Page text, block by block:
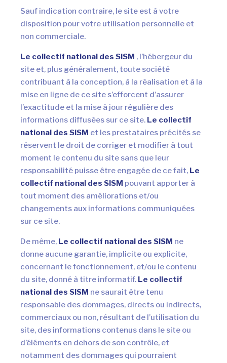
Sauf indication contraire, le site est à votre
disposition pour votre utilisation personnelle et
non commerciale.
Le collectif national des SISM , l’hébergeur du
site et, plus généralement, toute société
contribuant à la conception, à la réalisation et à la
mise en ligne de ce site s’efforcent d’assurer
l’exactitude et la mise à jour régulière des
informations diffusées sur ce site. Le collectif
national des SISM et les prestataires précités se
réservent le droit de corriger et modifier à tout
moment le contenu du site sans que leur
responsabilité puisse être engagée de ce fait, Le
collectif national des SISM pouvant apporter à
tout moment des améliorations et/ou
changements aux informations communiquées
sur ce site.
De même, Le collectif national des SISM ne
donne aucune garantie, implicite ou explicite,
concernant le fonctionnement, et/ou le contenu
du site, donné à titre informatif. Le collectif
national des SISM ne saurait être tenu
responsable des dommages, directs ou indirects,
commerciaux ou non, résultant de l’utilisation du
site, des informations contenus dans le site ou
d’éléments en dehors de son contrôle, et
notamment des dommages qui pourraient